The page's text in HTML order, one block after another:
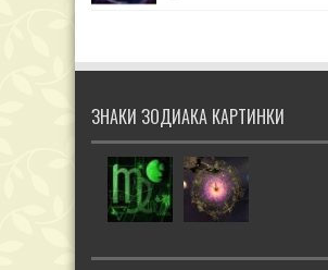
ЗНАКИ ЗОДИАКА КАРТИНКИ